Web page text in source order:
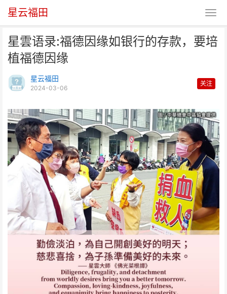
星云福田
星雲语录:福德因缘如银行的存款，要培
植福德因缘
星云福田
2024-03-06
关注
星雲语录:福德因缘如银行的存
款，要培植福德因缘